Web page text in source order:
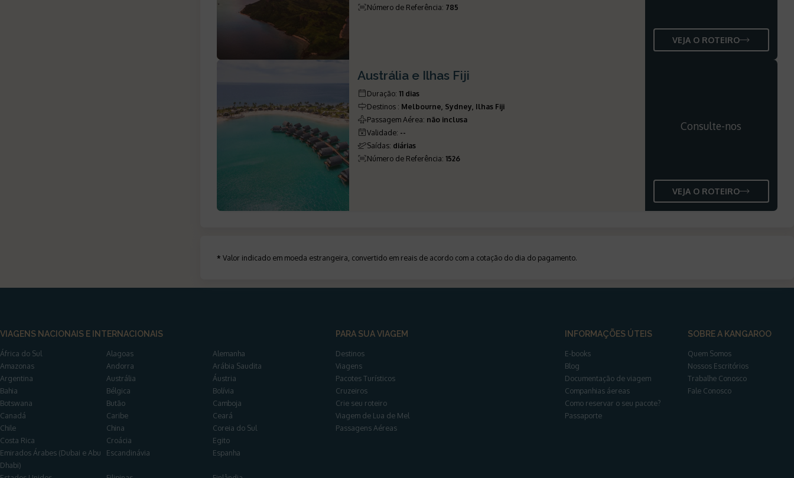
Número de Referência: 785
VEJA O ROTEIRO
Austrália e Ilhas Fiji
Duração:11 dias
Destinos : Melbourne, Sydney, Ilhas Fiji
Passagem Aérea: não inclusa
Validade: --
Saídas: diárias
Número de Referência:1526
Consulte-nos
VEJA O ROTEIRO
* Valor indicado em moeda estrangeira, convertido em reais de acordo com a cotação do dia do pagamento.
VIAGENS NACIONAIS E INTERNACIONAIS
África do Sul Alagoas
Alemanha
Amazonas
Andorra
Arábia Saudita
Argentina
Austrália
Áustria
Bahia
Bélgica
Bolívia
Botswana
Butão
Camboja
Canadá
Caribe
Ceará
Chile
China
Coreia do Sul
Costa Rica
Croácia
Egito
Emirados Árabes (Dubai e Abu
Dhabi)
Escandinávia Espanha
PARA SUA VIAGEM
Destinos
Viagens
Pacotes Turísticos
Cruzeiros
Crie seu roteiro
Viagem de Lua de Mel
Passagens Aéreas
INFORMAÇÕES ÚTEIS
E-books
Blog
Documentação de viagem
Companhias áereas
Como reservar o seu pacote?
Passaporte
SOBRE A KANGAROO
Quem Somos
Nossos Escritórios
Trabalhe Conosco
Fale Conosco